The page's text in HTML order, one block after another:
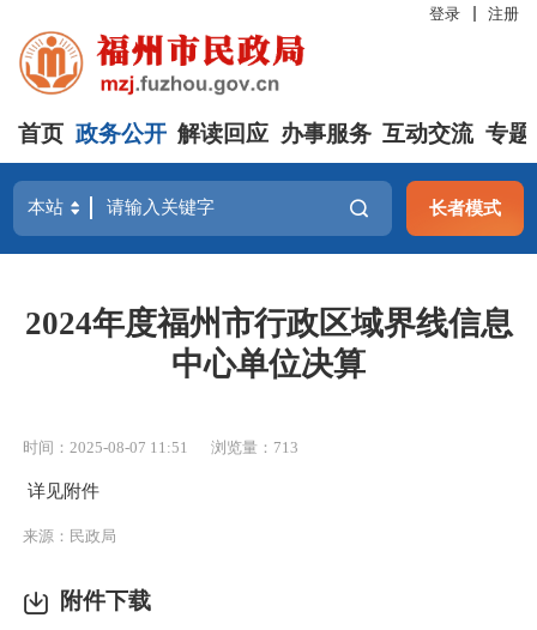
登录 注册
首页 政务公开 解读回应 办事服务 互动交流 专题
长者模式
2024年度福州市行政区域界线信息
中心单位决算
时间：2025-08-07 11:51 浏览量：713
详见附件
来源：民政局
附件下载